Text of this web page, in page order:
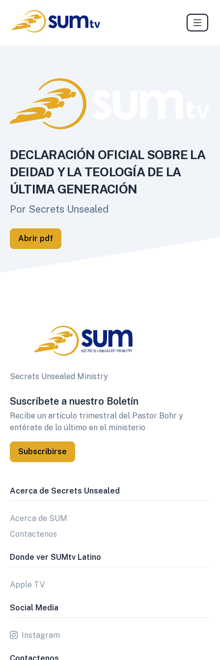
DECLARACIÓN OFICIAL SOBRE LA
DEIDAD Y LA TEOLOGÍA DE LA
ÚLTIMA GENERACIÓN
Por Secrets Unsealed
Abrir pdf
Secrets Unsealed Ministry
Suscríbete a nuestro Boletín
Recibe un artículo trimestral del Pastor Bohr y
entérate de lo último en el ministerio
Subscribirse
Acerca de Secrets Unsealed
Acerca de SUM
Contactenos
Donde ver SUMtv Latino
Apple TV
Social Media
Instagram